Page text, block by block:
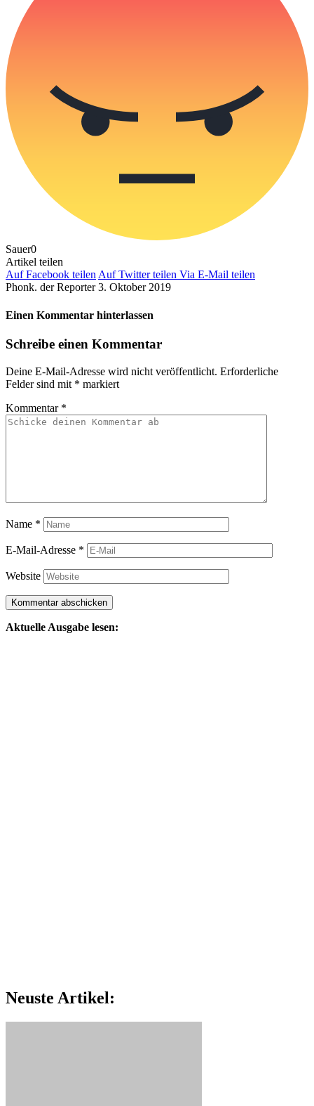
Sauer0
Artikel teilen
Auf Facebook teilen Auf Twitter teilen Via E-Mail teilen
Phonk. der Reporter 3. Oktober 2019
Einen Kommentar hinterlassen
Schreibe einen Kommentar
Deine E-Mail-Adresse wird nicht veröffentlicht. Erforderliche
Felder sind mit * markiert
Kommentar *
Name *
E-Mail-Adresse *
Website
Aktuelle Ausgabe lesen:
Neuste Artikel: